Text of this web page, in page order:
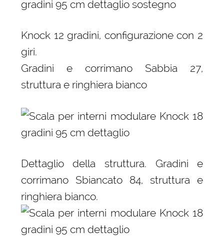
Knock 12 gradini, configurazione con 2
giri.
Gradini e corrimano Sabbia 27,
struttura e ringhiera bianco
Dettaglio della struttura. Gradini e
corrimano Sbiancato 84, struttura e
ringhiera bianco.